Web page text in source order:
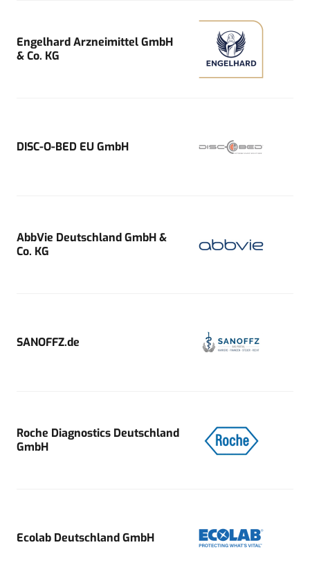
Engelhard Arzneimittel GmbH
& Co. KG
DISC-O-BED EU GmbH
AbbVie Deutschland GmbH &
Co. KG
SANOFFZ.de
Roche Diagnostics Deutschland
GmbH
Ecolab Deutschland GmbH